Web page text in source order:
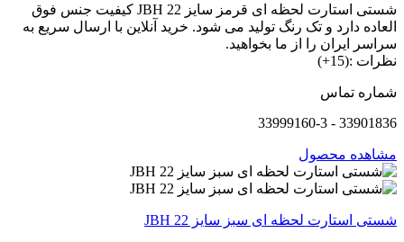
شستی استارت لحظه ای قرمز سایز 22 JBH کیفیت جنس فوق
العاده دارد و تک رنگ تولید می شود. خرید آنلاین با ارسال سریع به
سراسر ایران را از ما بخواهید.
نظرات :(15+)
شماره تماس
33901836 - 33999160-3
مشاهده محصول
شستی استارت لحظه ای سبز سایز 22 JBH